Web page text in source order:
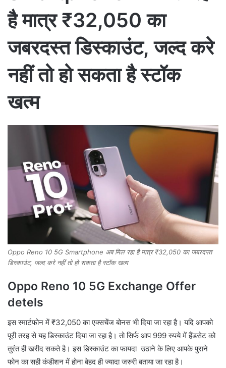
है मात्र ₹32,050 का
जबरदस्त डिस्काउंट, जल्द करे
नहीं तो हो सकता है स्टॉक
खत्म
Oppo Reno 10 5G Smartphone अब मिल रहा है मात्र ₹32,050 का जबरदस्त
डिस्काउंट, जल्द करे नहीं तो हो सकता है स्टॉक खत्म
Oppo Reno 10 5G Exchange Offer
detels
इस स्मार्टफोन में ₹32,050 का एक्सचेंज बोनस भी दिया जा रहा है। यदि आपको
पूरी तरह से यह डिस्काउंट दिया जा रहा है। तो सिर्फ आप 999 रुपये में हैंडसेट को
तुरंत ही खरीद सकते है। इस डिस्काउंट का फायदा उठाने के लिए आपके पुराने
फोन का सही कंडीशन में होना बेहद ही ज्यादा जरुरी बताया जा रहा है।